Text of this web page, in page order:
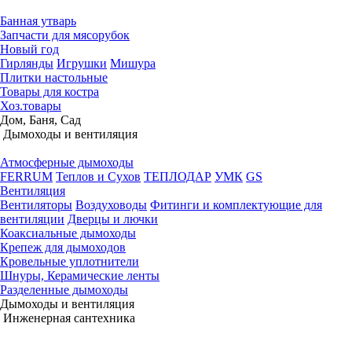
Банная утварь
Запчасти для мясорубок
Новый год
Гирлянды Игрушки Мишура
Плитки настольные
Товары для костра
Хоз.товары
Дом, Баня, Сад
Дымоходы и вентиляция
Атмосферные дымоходы
FERRUM Теплов и Сухов ТЕПЛОДАР УМК GS
Вентиляция
Вентиляторы Воздуховоды Фитинги и комплектующие для
вентиляции Дверцы и лючки
Коаксиальные дымоходы
Крепеж для дымоходов
Кровельные уплотнители
Шнуры, Керамические ленты
Разделенные дымоходы
Дымоходы и вентиляция
Инженерная сантехника